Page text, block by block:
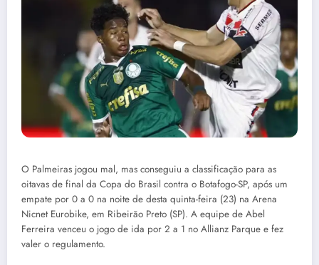
O Palmeiras jogou mal, mas conseguiu a classificação para as
oitavas de final da Copa do Brasil contra o Botafogo-SP, após um
empate por 0 a 0 na noite de desta quinta-feira (23) na Arena
Nicnet Eurobike, em Ribeirão Preto (SP). A equipe de Abel
Ferreira venceu o jogo de ida por 2 a 1 no Allianz Parque e fez
valer o regulamento.